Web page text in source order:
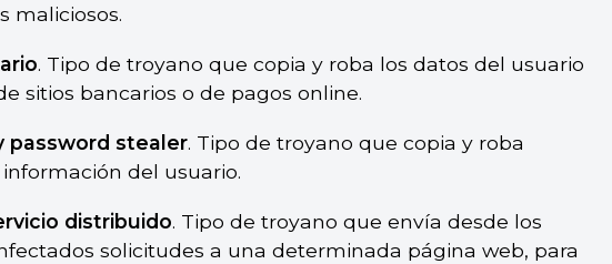
maliciosos.
. Tipo de troyano que copia y roba los datos del usuario
sitios bancarios o de pagos online.
password stealer. Tipo de troyano que copia y roba
del usuario.
distribuido. Tipo de troyano que envía desde los
solicitudes a una determinada página web, para